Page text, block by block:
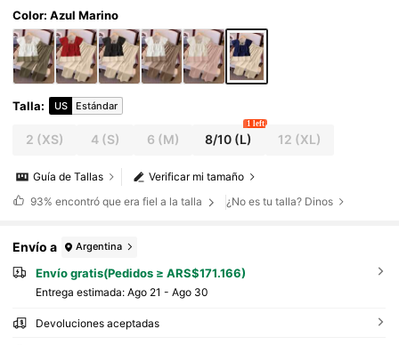
Color: Azul Marino
Talla: US Estándar
2 (XS) 4(S) 6 (M) 8/10 (L)
1 left
12 (XL)
Verificar mi tamaño
Guía de Tallas
93% encontró que era fiel a la talla ¿No es tu talla? Dinos
Envío a Argentina
Envío gratis(Pedidos ≥ ARS$171.166)
Entrega estimada: Ago 21 - Ago 30
Devoluciones aceptadas